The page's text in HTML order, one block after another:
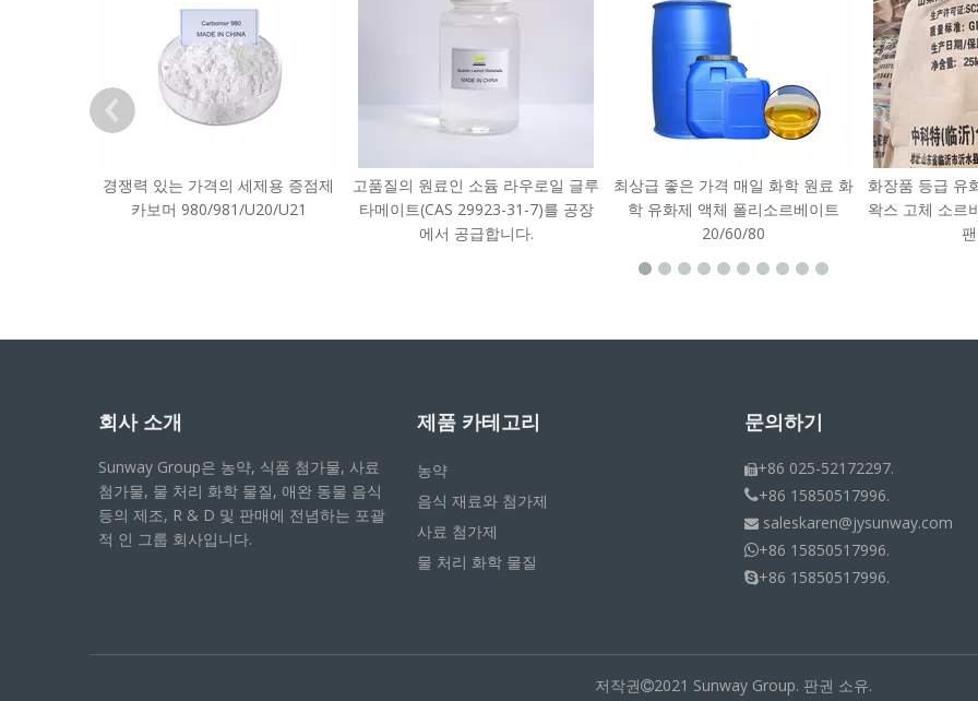
경쟁력 있는 가격의 세제용 증점제
카보머 980/981/U20/U21
고품질의 원료인 소듐 라우로일 글루
타메이트(CAS 29923-31-7)를 공장
에서 공급합니다.
최상급 좋은 가격 매일 화학 원료 화
학 유화제 액체 폴리소르베이트
20/60/80
화장품 등급 유
왁스 고체 소르
회사 소개
Sunway Group은 농약, 식품 첨가물, 사료
첨가물, 물 처리 화학 물질, 애완 동물 음식
등의 제조, R & D 및 판매에 전념하는 포괄
적 인 그룹 회사입니다.
제품 카테고리
농약
음식 재료와 첨가제
사료 첨가제
물 처리 화학 물질
문의하기
+86 025-52172297.
+86 15850517996.
 saleskaren@jysunway.com
+86 15850517996.
+86 15850517996.
저작권2021 Sunway Group. 판권 소유.